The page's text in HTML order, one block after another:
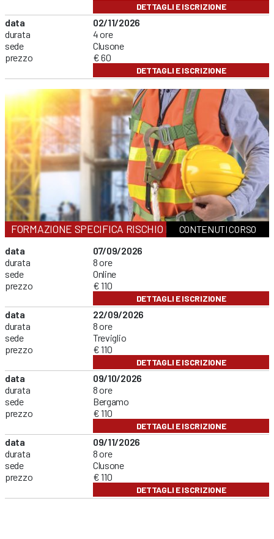
DETTAGLI E ISCRIZIONE
data
durata
sede
prezzo
02/11/2026
4 ore
Clusone
€ 60
DETTAGLI E ISCRIZIONE
FORMAZIONE SPECIFICA RISCHIO MEDIOCONTENUTI CORSO
data
durata
sede
prezzo
07/09/2026
8 ore
Online
€ 110
DETTAGLI E ISCRIZIONE
data
durata
sede
prezzo
22/09/2026
8 ore
Treviglio
€ 110
DETTAGLI E ISCRIZIONE
data
durata
sede
prezzo
09/10/2026
8 ore
Bergamo
€ 110
DETTAGLI E ISCRIZIONE
data
durata
sede
prezzo
09/11/2026
8 ore
Clusone
€ 110
DETTAGLI E ISCRIZIONE